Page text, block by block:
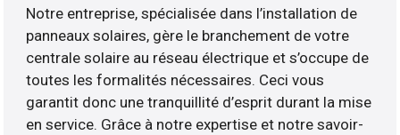
Notre entreprise, spécialisée dans l’installation de
panneaux solaires, gère le branchement de votre
centrale solaire au réseau électrique et s’occupe de
toutes les formalités nécessaires. Ceci vous
garantit donc une tranquillité d’esprit durant la mise
en service. Grâce à notre expertise et notre savoir-